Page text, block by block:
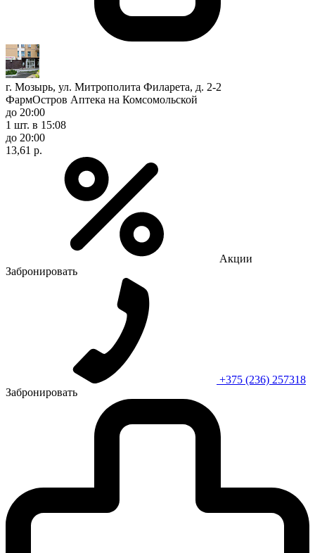
г. Мозырь, ул. Митрополита Филарета, д. 2-2
ФармОстров Аптека на Комсомольской
до 20:00
1 шт. в 15:08
до 20:00
13,61 р.
Акции
Забронировать
+375 (236) 257318
Забронировать